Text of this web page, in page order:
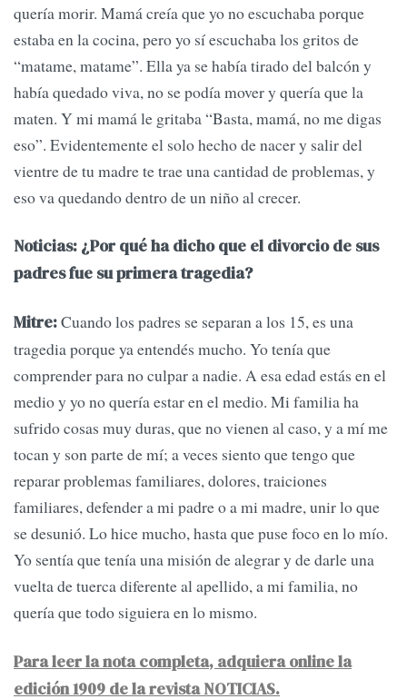
quería morir. Mamá creía que yo no escuchaba porque
estaba en la cocina, pero yo sí escuchaba los gritos de
“matame, matame”. Ella ya se había tirado del balcón y
había quedado viva, no se podía mover y quería que la
maten. Y mi mamá le gritaba “Basta, mamá, no me digas
eso”. Evidentemente el solo hecho de nacer y salir del
vientre de tu madre te trae una cantidad de problemas, y
eso va quedando dentro de un niño al crecer.
Noticias: ¿Por qué ha dicho que el divorcio de sus
padres fue su primera tragedia?
Mitre:Cuando los padres se separan a los 15, es una
tragedia porque ya entendés mucho. Yo tenía que
comprender para no culpar a nadie. A esa edad estás en el
medio y yo no quería estar en el medio. Mi familia ha
sufrido cosas muy duras, que no vienen al caso, y a mí me
tocan y son parte de mí; a veces siento que tengo que
reparar problemas familiares, dolores, traiciones
familiares, defender a mi padre o a mi madre, unir lo que
se desunió. Lo hice mucho, hasta que puse foco en lo mío.
Yo sentía que tenía una misión de alegrar y de darle una
vuelta de tuerca diferente al apellido, a mi familia, no
quería que todo siguiera en lo mismo.
Para leer la nota completa, adquiera online la
edición 1909 de la revista NOTICIAS.